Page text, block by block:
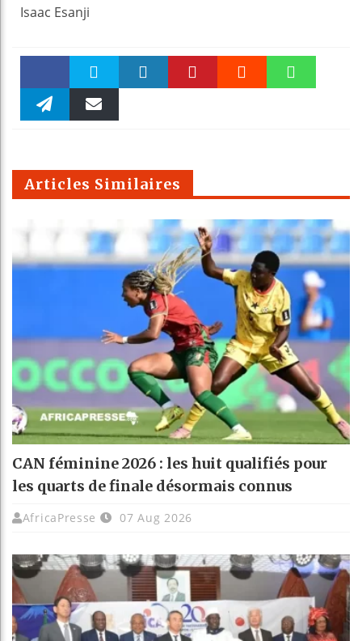
Isaac Esanji
Faceboo Twitter
m
Articles Similaires
CAN féminine 2026 : les huit qualifiés pour
les quarts de finale désormais connus
AfricaPresse 07 Aug 2026